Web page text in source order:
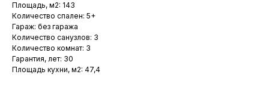
Площадь, м2: 143
Количество спален: 5+
Гараж: без гаража
Количество санузлов: 3
Количество комнат: 3
Гарантия, лет: 30
Площадь кухни, м2: 47,4
г. Краснодар, ул. Западный обход, 69
Мы в социальных сетях
Вконтакте
Телеграмм